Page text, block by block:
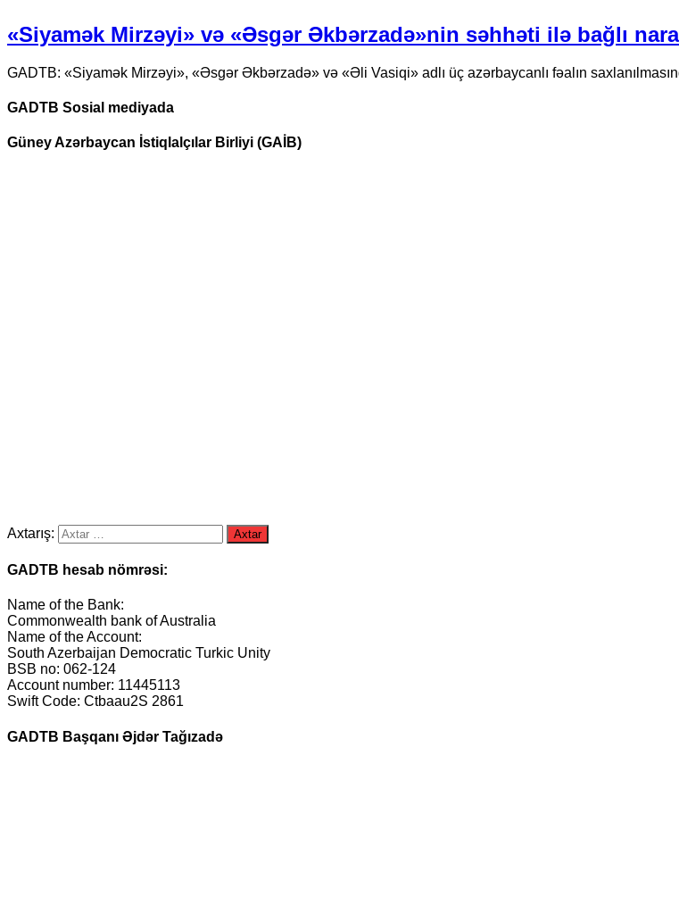
«Siyamək Mirzəyi» və «Əsgər Əkbərzadə»nin səhhəti ilə bağlı
GADTB: «Siyamək Mirzəyi», «Əsgər Əkbərzadə» və «Əli Vasiqi» adlı üç azərbaycanlı fəalın
GADTB Sosial mediyada
Güney Azərbaycan İstiqlalçılar Birliyi (GAİB)
Axtarış:
GADTB hesab nömrəsi:
Name of the Bank:
Commonwealth bank of Australia
Name of the Account:
South Azerbaijan Democratic Turkic Unity
BSB no: 062-124
Account number: 11445113
Swift Code: Ctbaau2S 2861
GADTB Başqanı Əjdər Tağızadə